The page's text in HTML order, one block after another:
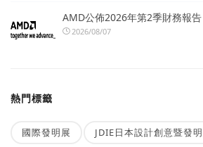
AMD公佈2026年第2季財務報告
2026/08/07
熱門標籤
國際發明展 JDIE日本設計創意暨發